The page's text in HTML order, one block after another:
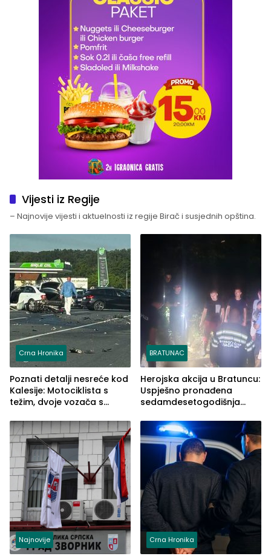
Vijesti iz Regije
– Najnovije vijesti i aktuelnosti iz regije Birač i susjednih opština.
Crna Hronika
Poznati detalji nesreće kod
Kalesije: Motociklista s
težim, dvoje vozača s
BRATUNAC
Herojska akcija u Bratuncu:
Uspješno pronađena
sedamdesetogodišnja
Kravice.
Najnovije Crna Hronika